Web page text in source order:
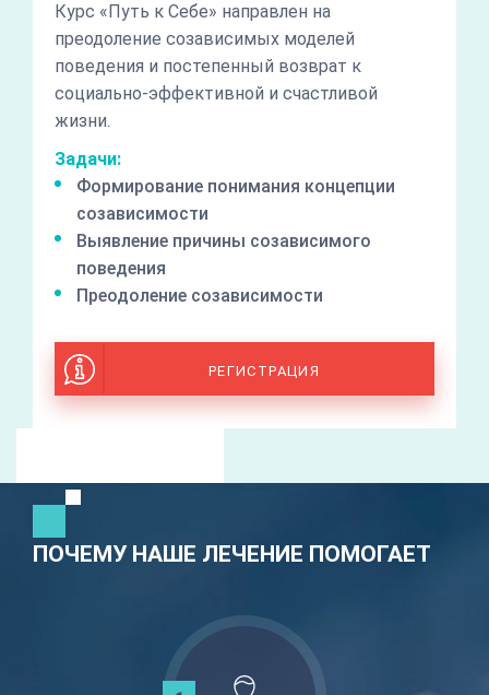
Курс «Путь к Себе» направлен на
преодоление созависимых моделей
поведения и постепенный возврат к
социально-эффективной и счастливой
жизни.
Задачи:
Формирование понимания концепции
созависимости
Выявление причины созависимого
поведения
Преодоление созависимости
РЕГИСТРАЦИЯ
ПОЧЕМУ НАШЕ ЛЕЧЕНИЕ ПОМОГАЕТ